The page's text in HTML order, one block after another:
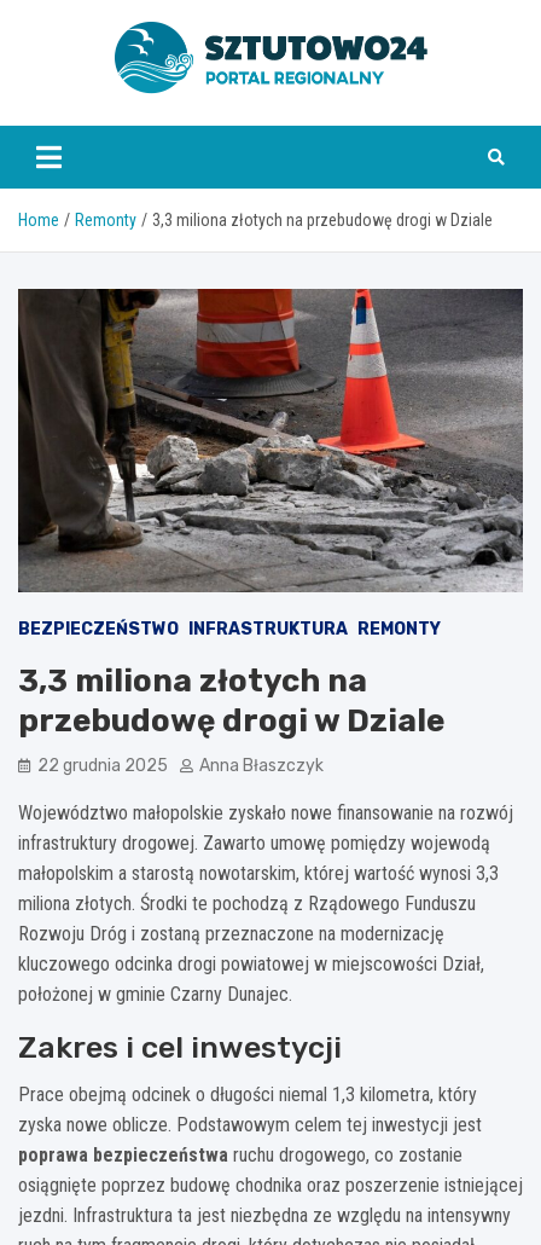
www.sztutowo24.pl
Home Remonty 3,3 miliona złotych na przebudowę drogi w Dziale
BEZPIECZEŃSTWO INFRASTRUKTURA REMONTY
3,3 miliona złotych na
przebudowę drogi w Dziale
22 grudnia 2025 Anna Błaszczyk
Województwo małopolskie zyskało nowe finansowanie na rozwój
infrastruktury drogowej. Zawarto umowę pomiędzy wojewodą
małopolskim a starostą nowotarskim, której wartość wynosi 3,3
miliona złotych. Środki te pochodzą z Rządowego Funduszu
Rozwoju Dróg i zostaną przeznaczone na modernizację
kluczowego odcinka drogi powiatowej w miejscowości Dział,
położonej w gminie Czarny Dunajec.
Zakres i cel inwestycji
Prace obejmą odcinek o długości niemal 1,3 kilometra, który
zyska nowe oblicze. Podstawowym celem tej inwestycji jest
poprawa bezpieczeństwa ruchu drogowego, co zostanie
osiągnięte poprzez budowę chodnika oraz poszerzenie istniejącej
jezdni. Infrastruktura ta jest niezbędna ze względu na intensywny